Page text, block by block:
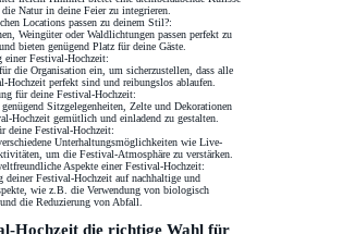
Natur in deine Feier zu integrieren.
Locations passen zu deinem Stil?:
Weingüter oder Waldlichtungen passen perfekt zu
bieten genügend Platz für deine Gäste.
Festival-Hochzeit:
die Organisation ein, um sicherzustellen, dass alle
Hochzeit perfekt sind und reibungslos ablaufen.
für deine Festival-Hochzeit:
Sitzgelegenheiten, Zelte und Dekorationen
Hochzeit gemütlich und einladend zu gestalten.
deine Festival-Hochzeit:
Unterhaltungsmöglichkeiten wie Live-
um die Festival-Atmosphäre zu verstärken.
Aspekte einer Festival-Hochzeit:
deiner Festival-Hochzeit auf nachhaltige und
wie z.B. die Verwendung von biologisch
die Reduzierung von Abfall.
Hochzeit die richtige Wahl für